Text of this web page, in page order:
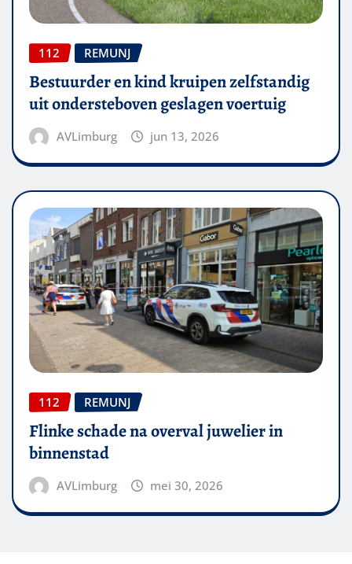
112 REMUNJ
Bestuurder en kind kruipen zelfstandig
uit ondersteboven geslagen voertuig
AVLimburg jun 13, 2026
112 REMUNJ
Flinke schade na overval juwelier in
binnenstad
AVLimburg mei 30, 2026